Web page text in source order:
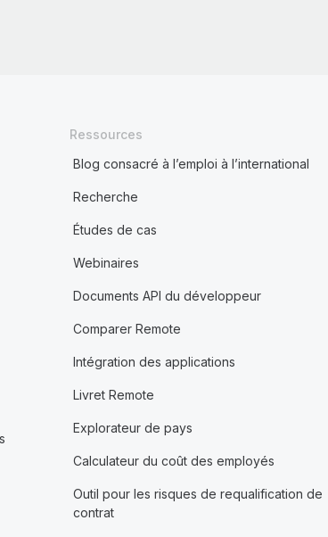
Ressources
Blog consacré à l’emploi à l’international
Recherche
Études de cas
Webinaires
Documents API du développeur
Comparer Remote
Intégration des applications
Livret Remote
Explorateur de pays
Calculateur du coût des employés
Outil pour les risques de requalification de
contrat